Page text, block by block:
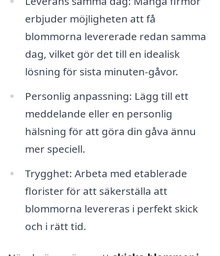
erbjuder möjligheten att få
blommorna levererade redan samma
dag, vilket gör det till en idealisk
lösning för sista minuten-gåvor.
Personlig anpassning: Lägg till ett
meddelande eller en personlig
hälsning för att göra din gåva ännu
mer speciell.
Trygghet: Arbeta med etablerade
florister för att säkerställa att
blommorna levereras i perfekt skick
och i rätt tid.